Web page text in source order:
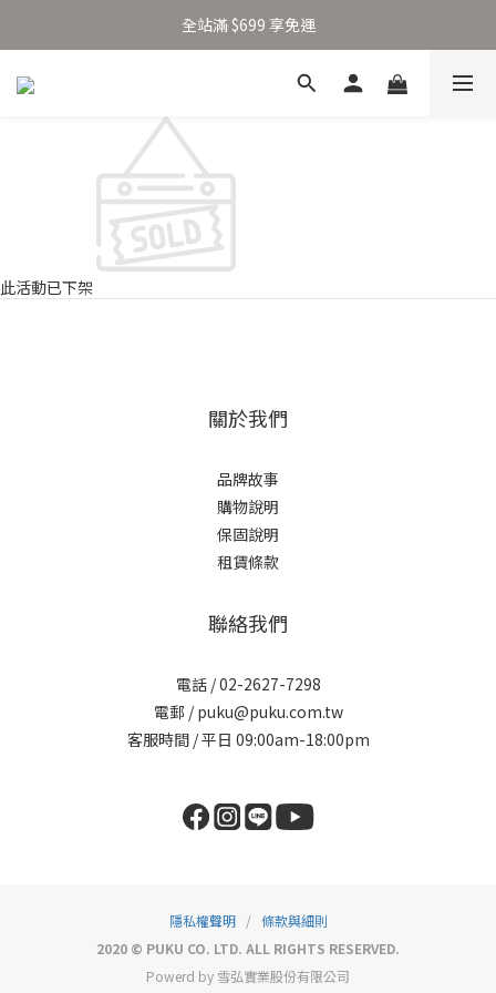
加入新會員得 $100 購物金 👉🏻
全站滿 $699 享免運
加入新會員得 $100 購物金 👉🏻
此活動已下架
關於我們
品牌故事
購物說明
保固說明
租賃條款
聯絡我們
電話 / 02-2627-7298
電郵 / puku@puku.com.tw
客服時間 / 平日 09:00am-18:00pm
隱私權聲明/ 條款與細則
2020 © PUKU CO. LTD. ALL RIGHTS RESERVED.
Powerd by 雪弘實業股份有限公司